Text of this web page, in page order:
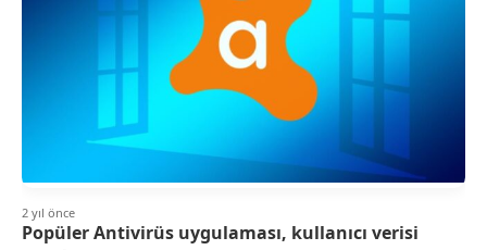
2 yıl önce
Popüler Antivirüs uygulaması, kullanıcı verisi